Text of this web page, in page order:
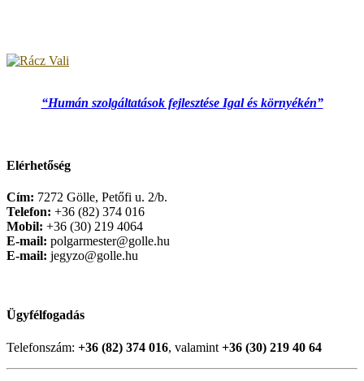
“Humán szolgáltatások fejlesztése Igal és környékén”
Elérhetőség
Cím: 7272 Gölle, Petőfi u. 2/b.
Telefon: +36 (82) 374 016
Mobil: +36 (30) 219 4064
E-mail: polgarmester@golle.hu
E-mail: jegyzo@golle.hu
Ügyfélfogadás
Telefonszám: +36 (82) 374 016, valamint +36 (30) 219 40 64